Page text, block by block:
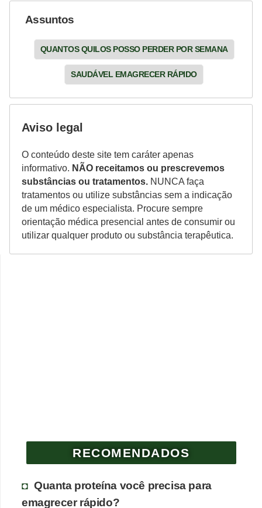
Assuntos
QUANTOS QUILOS POSSO PERDER POR SEMANA
SAUDÁVEL EMAGRECER RÁPIDO
Aviso legal
O conteúdo deste site tem caráter apenas
informativo. NÃO receitamos ou prescrevemos
substâncias ou tratamentos. NUNCA faça
tratamentos ou utilize substâncias sem a indicação
de um médico especialista. Procure sempre
orientação médica presencial antes de consumir ou
utilizar qualquer produto ou substância terapêutica.
RECOMENDADOS
Quanta proteína você precisa para
emagrecer rápido?